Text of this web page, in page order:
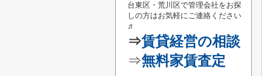
台東区・荒川区で管理会社をお探
しの方はお気軽にご連絡 ください
♬
⇒賃貸経営の相談
⇒無料家賃査定